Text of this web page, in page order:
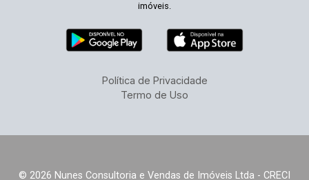
imóveis.
Política de Privacidade
Termo de Uso
© 2026 Nunes Consultoria e Vendas de Imóveis Ltda - CRECI